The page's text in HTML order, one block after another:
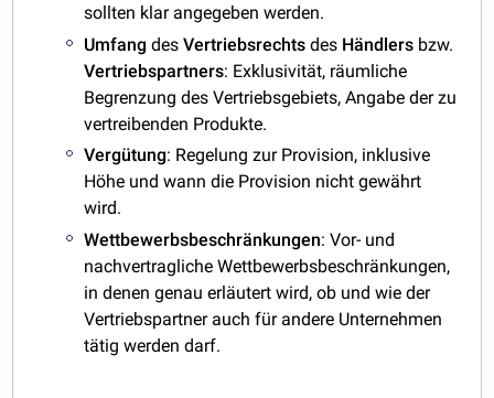
sollten klar angegeben werden.
Umfang desVertriebsrechts des Händlers bzw.
Vertriebspartners: Exklusivität, räumliche
Begrenzung des Vertriebsgebiets, Angabe der zu
vertreibenden Produkte.
Vergütung: Regelung zur Provision, inklusive
Höhe und wann die Provision nicht gewährt
wird.
Wettbewerbsbeschränkungen: Vor- und
nachvertragliche Wettbewerbsbeschränkungen,
in denen genau erläutert wird, ob und wie der
Vertriebspartner auch für andere Unternehmen
tätig werden darf.